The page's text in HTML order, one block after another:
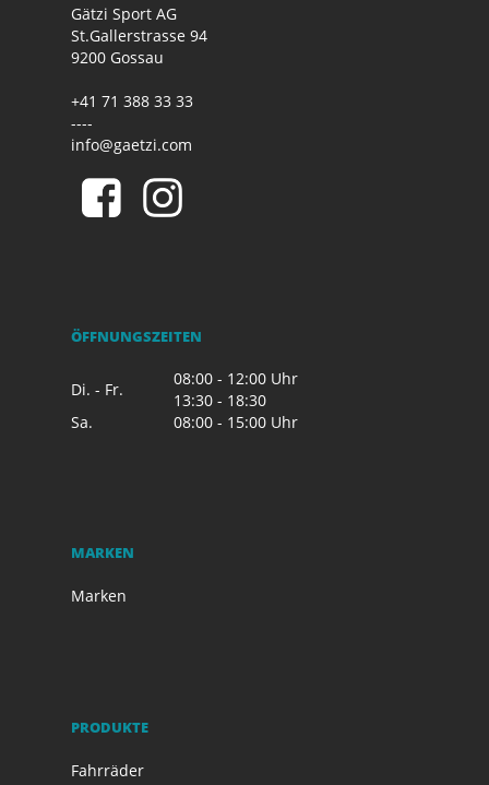
Gätzi Sport AG
St.Gallerstrasse 94
9200 Gossau
+41 71 388 33 33
----
info@gaetzi.com
ÖFFNUNGSZEITEN
Di. - Fr.
08:00 - 12:00 Uhr
13:30 - 18:30
Sa.
08:00 - 15:00 Uhr
MARKEN
Marken
PRODUKTE
Fahrräder